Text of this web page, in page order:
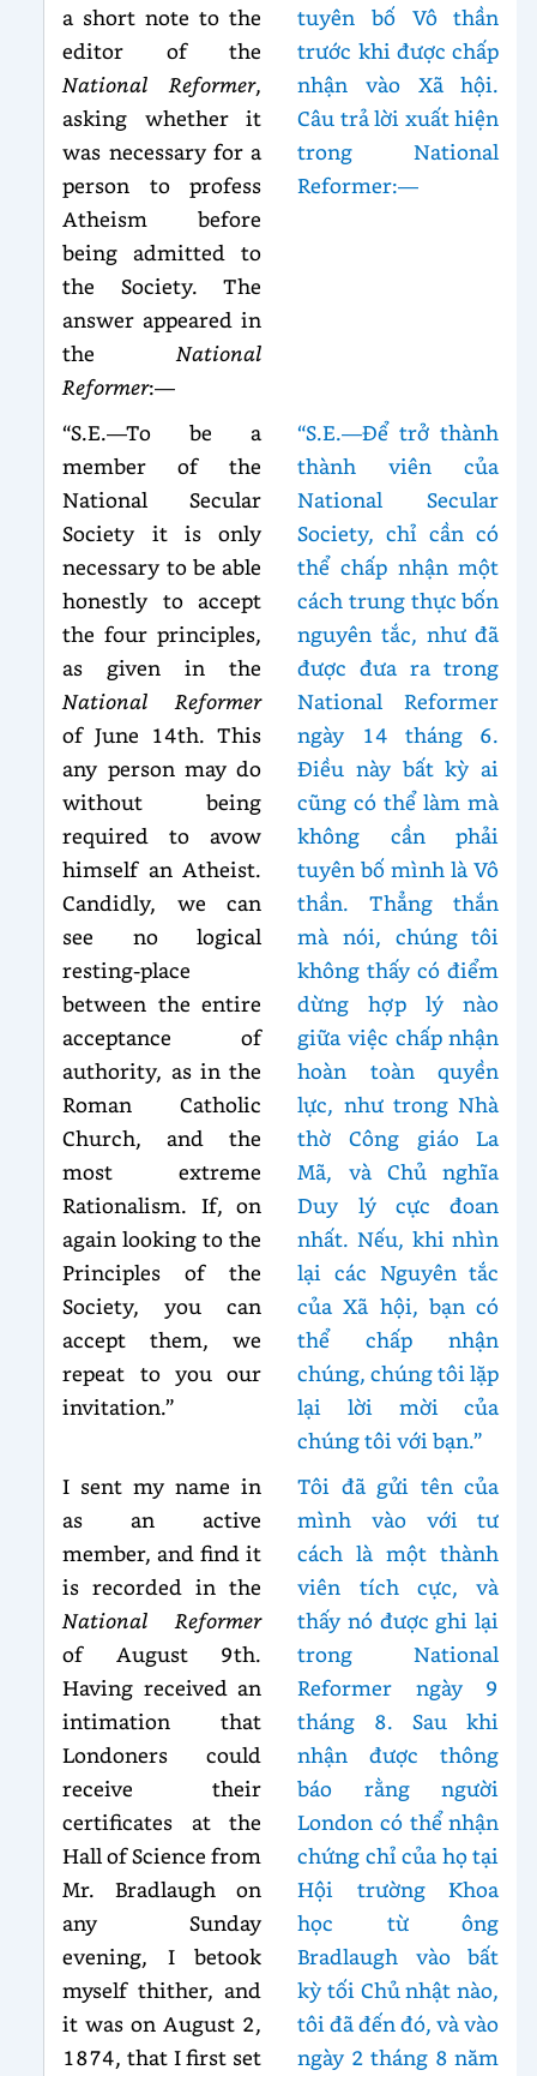
a short note to the
editor of the
National Reformer,
asking whether it
was necessary for a
person to profess
Atheism before
being admitted to
the Society. The
answer appeared in
the National
Reformer:—
tuyên bố Vô thần
trước khi được chấp
nhận vào Xã hội.
Câu trả lời xuất hiện
trong National
Reformer:—
“S.E.—To be a
member of the
National Secular
Society it is only
necessary to be able
honestly to accept
the four principles,
as given in the
National Reformer
of June 14th. This
any person may do
without being
required to avow
himself an Atheist.
Candidly, we can
see no logical
resting-place
between the entire
acceptance of
authority, as in the
Roman Catholic
Church, and the
most extreme
Rationalism. If, on
again looking to the
Principles of the
Society, you can
accept them, we
repeat to you our
invitation.”
“S.E.—Để trở thành
thành viên của
National Secular
Society, chỉ cần có
thể chấp nhận một
cách trung thực bốn
nguyên tắc, như đã
được đưa ra trong
National Reformer
ngày 14 tháng 6.
Điều này bất kỳ ai
cũng có thể làm mà
không cần phải
tuyên bố mình là Vô
thần. Thẳng thắn
mà nói, chúng tôi
không thấy có điểm
dừng hợp lý nào
giữa việc chấp nhận
hoàn toàn quyền
lực, như trong Nhà
thờ Công giáo La
Mã, và Chủ nghĩa
Duy lý cực đoan
nhất. Nếu, khi nhìn
lại các Nguyên tắc
của Xã hội, bạn có
thể chấp nhận
chúng, chúng tôi lặp
lại lời mời của
chúng tôi với bạn.”
I sent my name in
as an active
member, and find it
is recorded in the
National Reformer
of August 9th.
Having received an
intimation that
Londoners could
receive their
certificates at the
Hall of Science from
Mr. Bradlaugh on
any Sunday
evening, I betook
myself thither, and
it was on August 2,
1874, that I first set
Tôi đã gửi tên của
mình vào với tư
cách là một thành
viên tích cực, và
thấy nó được ghi lại
trong National
Reformer ngày 9
tháng 8. Sau khi
nhận được thông
báo rằng người
London có thể nhận
chứng chỉ của họ tại
Hội trường Khoa
học từ ông
Bradlaugh vào bất
kỳ tối Chủ nhật nào,
tôi đã đến đó, và vào
ngày 2 tháng 8 năm